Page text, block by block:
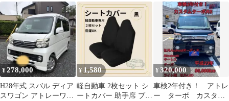
ンパクト 前方/車内
ADAS対応 先進運転支
援シUDRU9
パワステ 軽バン
¥278,000
H28年式 スバル ディア
スワゴン アトレーワゴ
¥ 1,580
軽自動車 2枚セット シ
ートカバー 助手席 ブラ
¥320,000
車検2年付き！ アトレ
ー ターボ カスタム